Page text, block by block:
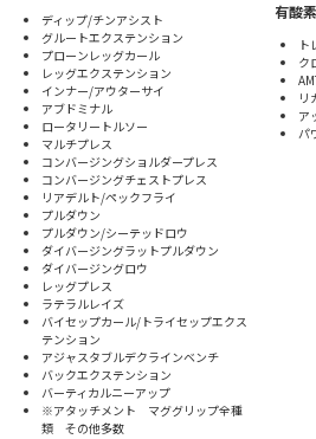
ディップ/チンアシスト
グルートエクステンション
プローンレッグカール
レッグエクステンション
インナー/アウターサイ
アブドミナル
ロータリートルソー
マルチプレス
コンバージングショルダープレス
コンバージングチェストプレス
リアデルト/ペックフライ
プルダウン
プルダウン/シーテッドロウ
ダイバージングラットプルダウン
ダイバージングロウ
レッグプレス
ラテラルレイズ
バイセップカール/トライセップエクス
テンション
アジャスタブルデクラインベンチ
バックエクステンション
バーティカルニーアップ
※アタッチメント マググリップ全種
類 その他多数
有酸
ク
リ
ア
パ